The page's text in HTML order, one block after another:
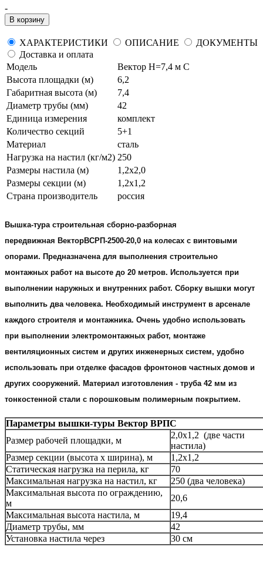
-
В корзину
ХАРАКТЕРИСТИКИ ОПИСАНИЕ
ДОКУМЕНТЫ
Доставка и оплата
Модель
Вектор H=7,4 м С
Высота площадки (м)
6,2
Габаритная высота (м)
7,4
Диаметр трубы (мм)
42
Единица измерения
комплект
Количество секций
5+1
Материал
сталь
Нагрузка на настил (кг/м2) 250
Размеры настила (м)
1,2х2,0
Размеры секции (м)
1,2х1,2
Страна производитель
россия
Вышка-турастроительная сборно-разборная
передвижная ВекторВСРП-2500-20,0 на колесах с винтовыми
опорами. Предназначена для выполнения строительно
монтажных работ на высоте до 20 метров. Используется при
выполнении наружных и внутренних работ. Сборку вышки могут
выполнить два человека. Необходимый инструмент в арсенале
каждого строителя и монтажника. Очень удобно использовать
при выполнении электромонтажных работ, монтаже
вентиляционных систем и других инженерных систем, удобно
использовать при отделке фасадов фронтонов частных домов и
других сооружений. Материал изготовления - труба 42 мм из
тонкостенной стали с порошковым полимерным покрытием.
Параметры вышки-туры Вектор ВРПС
Размер рабочей площадки, м
2,0х1,2 (две части
настила)
Размер секции (высота х ширина), м
1,2х1,2
Статическая нагрузка на перила, кг
70
Максимальная нагрузка на настил, кг
250 (два человека)
Максимальная высота по ограждению,
м
20,6
Максимальная высота настила, м
19,4
Диаметр трубы, мм
42
Установка настила через
30 см